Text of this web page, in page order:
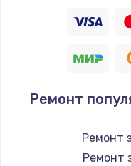
Ремонт
Ремонт
Ремонт